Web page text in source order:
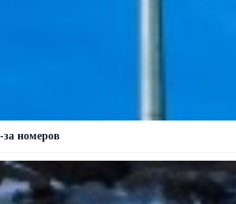
номеров